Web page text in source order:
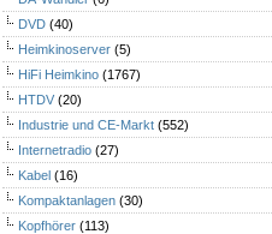
DVD (40)
Heimkinoserver (5)
HiFi Heimkino (1767)
HTDV (20)
Industrie und CE-Markt (552)
Internetradio (27)
Kabel (16)
Kompaktanlagen (30)
Kopfhörer (113)